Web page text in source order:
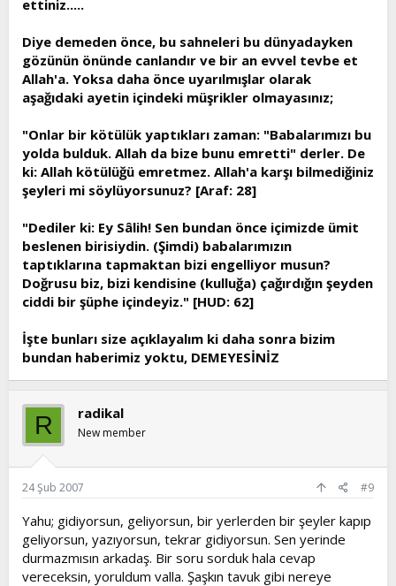
ettiniz.....
Diye demeden önce, bu sahneleri bu dünyadayken
gözünün önünde canlandır ve bir an evvel tevbe et
Allah'a. Yoksa daha önce uyarılmışlar olarak
aşağıdaki ayetin içindeki müşrikler olmayasınız;
"Onlar bir kötülük yaptıkları zaman: "Babalarımızı bu
yolda bulduk. Allah da bize bunu emretti" derler. De
ki: Allah kötülüğü emretmez. Allah'a karşı bilmediğiniz
şeyleri mi söylüyorsunuz? [Araf: 28]
"Dediler ki: Ey Sâlih! Sen bundan önce içimizde ümit
beslenen birisiydin. (Şimdi) babalarımızın
taptıklarına tapmaktan bizi engelliyor musun?
Doğrusu biz, bizi kendisine (kulluğa) çağırdığın şeyden
ciddi bir şüphe içindeyiz." [HUD: 62]
İşte bunları size açıklayalım ki daha sonra bizim
bundan haberimiz yoktu, DEMEYESİNİZ
R radikal
New member
24 Şub 2007 #9
Yahu; gidiyorsun, geliyorsun, bir yerlerden bir şeyler kapıp
geliyorsun, yazıyorsun, tekrar gidiyorsun. Sen yerinde
durmazmısın arkadaş. Bir soru sorduk hala cevap
vereceksin, yoruldum valla. Şaşkın tavuk gibi nereye